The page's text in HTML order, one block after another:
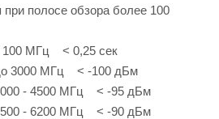
при полосе обзора более 100
100 МГц < 0,25 сек
3000 МГц < -100 дБм
- 4500 МГц < -95 дБм
- 6200 МГц < -90 дБм